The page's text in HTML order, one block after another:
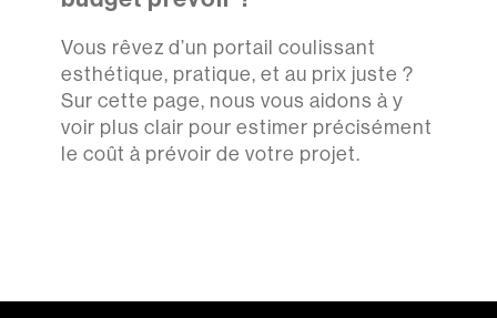
Vous rêvez d’un portail coulissant
esthétique, pratique, et au prix juste ?
Sur cette page, nous vous aidons à y
voir plus clair pour estimer précisément
le coût à prévoir de votre projet.